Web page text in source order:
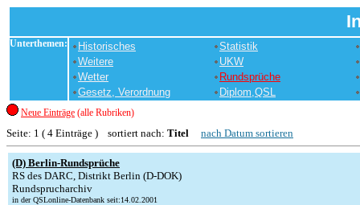
Unterthemen: Historisches
Statistik
Weitere
UKW
Wetter
Rundsprüche
Gesetz, Verordnung
Diplom,QSL
Neue Einträge (alle Rubriken)
Seite: 1 ( 4 Einträge ) sortiert nach: Titel nach Datum sortieren
(D) Berlin-Rundsprüche
RS des DARC, Distrikt Berlin (D-DOK)
Rundsprucharchiv
in der QSLonline-Datenbank seit:14.02.2001